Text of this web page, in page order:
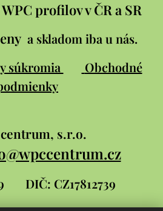
profilov v ČR a SR
a skladom iba u nás.
súkromia
Obchodné
centrum, s.r.o.
DIČ: CZ17812739